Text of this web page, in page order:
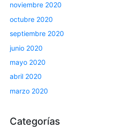
noviembre 2020
octubre 2020
septiembre 2020
junio 2020
mayo 2020
abril 2020
marzo 2020
Categorías